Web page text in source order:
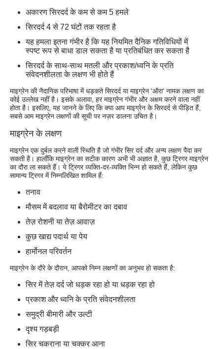
अकारण सिरदर्द के कम से कम 5 हमले
सिरदर्द 4 से 72 घंटों तक रहता है
यह हमला इतना गंभीर है कि यह नियमित दैनिक गतिविधियों में
स्पष्ट रूप से बाधा डाल सकता है या प्रतिबंधित कर सकता है
सिरदर्द के साथ-साथ मतली और प्रकाश/ध्वनि के प्रति
संवेदनशीलता के लक्षण भी होते हैं
माइग्रेन की नैदानिक ​​परिभाषा में धड़कते सिरदर्द या माइग्रेन 'ऑरा' नामक लक्षण का
कोई उल्लेख नहीं है। इसके अलावा, हर माइग्रेन गंभीर और अक्षम करने वाला नहीं
होता है। इसलिए, यह जानने के लिए कि क्या आप माइग्रेन के सिरदर्द से पीड़ित हैं,
सबसे आम माइग्रेन लक्षणों की सूची पर नज़र डालना उचित है।
माइग्रेन के लक्षण
माइग्रेन एक दुर्बल करने वाली स्थिति है जो गंभीर सिर दर्द और अन्य लक्षण पैदा कर
सकती है। हालाँकि माइग्रेन का सटीक कारण अभी भी अज्ञात है, कुछ ट्रिगर माइग्रेन
का दौरा ला सकते हैं। ये ट्रिगर व्यक्ति-दर-व्यक्ति भिन्न हो सकते हैं, लेकिन कुछ
सामान्य ट्रिगर में निम्नलिखित शामिल हैं:
तनाव
मौसम में बदलाव या बैरोमीटर का दबाव
तेज़ रोशनी या तेज़ आवाज़
कुछ खाद्य पदार्थ या पेय
हार्मोनल परिवर्तन
माइग्रेन के दौरे के दौरान, आपको निम्न लक्षणों का अनुभव हो सकता है:
सिर में तेज़ दर्द जो धड़क रहा हो या धड़क रहा हो
प्रकाश और ध्वनि के प्रति संवेदनशीलता
समुद्री बीमारी और उल्टी
दृश्य गड़बड़ी
सिर चकराना या चक्कर आना